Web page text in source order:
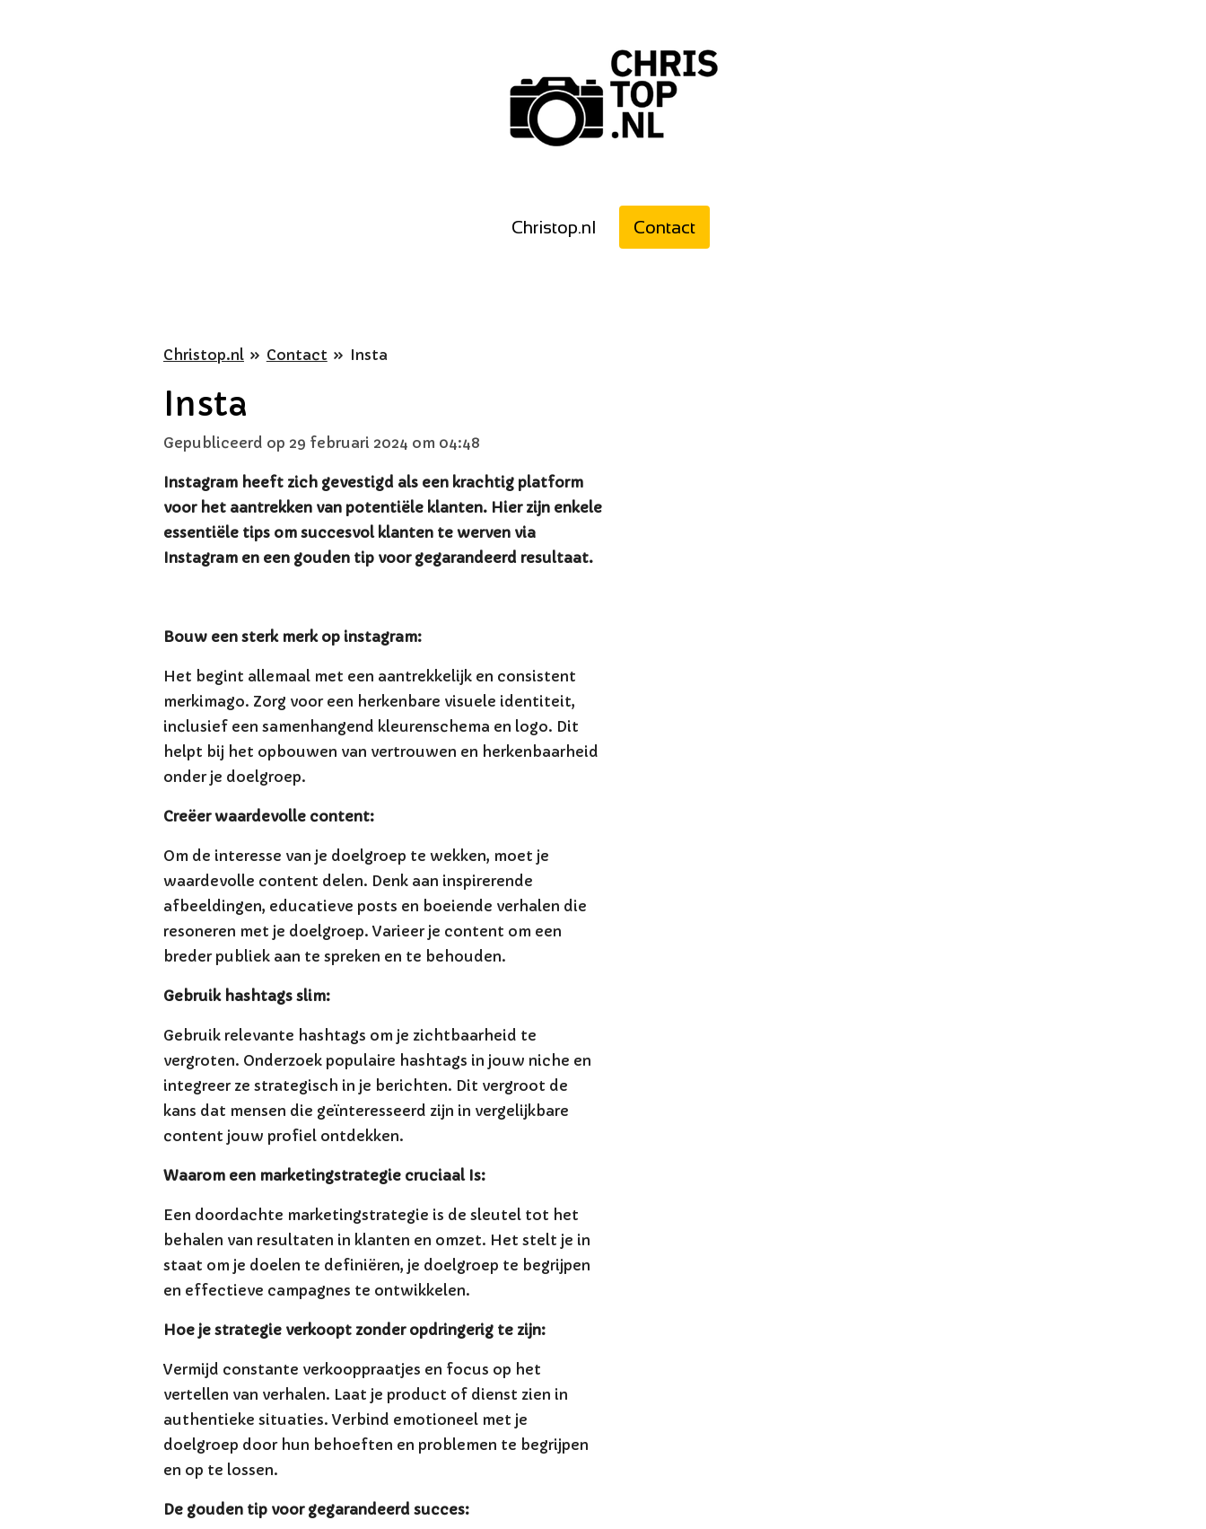
Christop.nl Contact
Christop.nl » Contact » Insta
Insta
Gepubliceerd op 29 februari 2024 om 04:48
Instagram heeft zich gevestigd als een krachtig platform
voor het aantrekken van potentiële klanten. Hier zijn enkele
essentiële tips om succesvol klanten te werven via
Instagram en een gouden tip voor gegarandeerd resultaat.
Bouw een sterk merk op instagram:
Het begint allemaal met een aantrekkelijk en consistent
merkimago. Zorg voor een herkenbare visuele identiteit,
inclusief een samenhangend kleurenschema en logo. Dit
helpt bij het opbouwen van vertrouwen en herkenbaarheid
onder je doelgroep.
Creëer waardevolle content:
Om de interesse van je doelgroep te wekken, moet je
waardevolle content delen. Denk aan inspirerende
afbeeldingen, educatieve posts en boeiende verhalen die
resoneren met je doelgroep. Varieer je content om een
breder publiek aan te spreken en te behouden.
Gebruik hashtags slim:
Gebruik relevante hashtags om je zichtbaarheid te
vergroten. Onderzoek populaire hashtags in jouw niche en
integreer ze strategisch in je berichten. Dit vergroot de
kans dat mensen die geïnteresseerd zijn in vergelijkbare
content jouw profiel ontdekken.
Waarom een marketingstrategie cruciaal Is:
Een doordachte marketingstrategie is de sleutel tot het
behalen van resultaten in klanten en omzet. Het stelt je in
staat om je doelen te definiëren, je doelgroep te begrijpen
en effectieve campagnes te ontwikkelen.
Hoe je strategie verkoopt zonder opdringerig te zijn:
Vermijd constante verkooppraatjes en focus op het
vertellen van verhalen. Laat je product of dienst zien in
authentieke situaties. Verbind emotioneel met je
doelgroep door hun behoeften en problemen te begrijpen
en op te lossen.
De gouden tip voor gegarandeerd succes: